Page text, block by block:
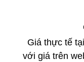
Giá thực tế
với giá trên